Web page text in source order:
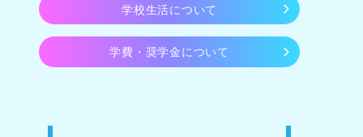
学校生活について
学費・奨学金について